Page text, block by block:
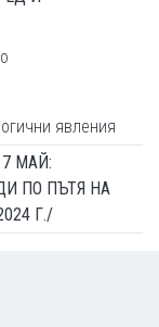
явления
МАЙ:
ПО ПЪТЯ НА
Г./